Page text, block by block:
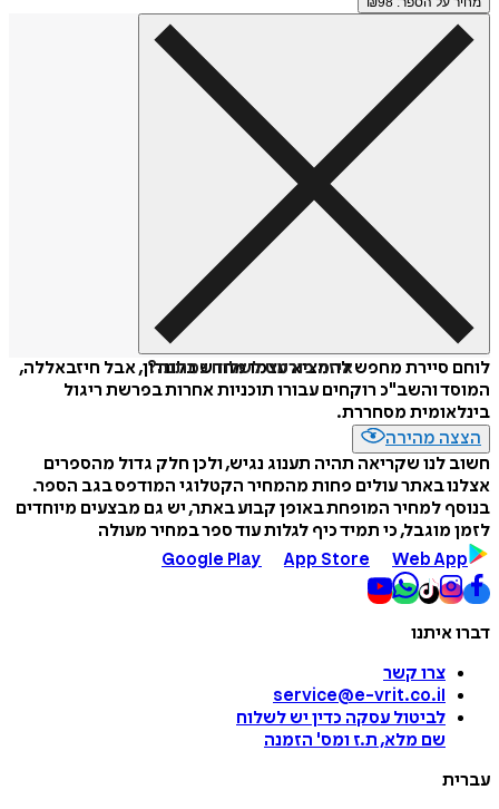
איזה פורמט לשלוח כמתנה?
לוחם סיירת מחפש להמציא עצמו מחדש בלונדון, אבל חיזבאללה,
המוסד והשב"כ רוקחים עבורו תוכניות אחרות בפרשת ריגול
בינלאומית מסחררת.
הצצה מהירה
חשוב לנו שקריאה תהיה תענוג נגיש, ולכן חלק גדול מהספרים
אצלנו באתר עולים פחות מהמחיר הקטלוגי המודפס בגב הספר.
בנוסף למחיר המופחת באופן קבוע באתר, יש גם מבצעים מיוחדים
לזמן מוגבל, כי תמיד כיף לגלות עוד ספר במחיר מעולה
Google Play
App Store Web App
דברו איתנו
צרו קשר
service@e-vrit.co.il
לביטול עסקה כדין יש לשלוח
שם מלא, ת.ז ומס' הזמנה
עברית